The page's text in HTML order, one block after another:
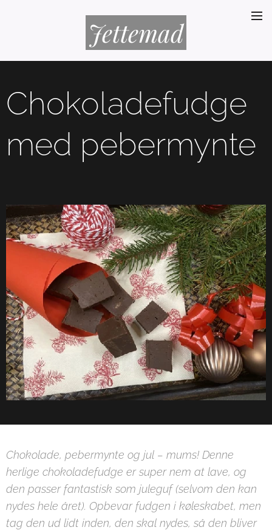
Jettemad
Chokoladefudge
med pebermynte
Chokolade, pebermynte og jul – mums! Denne
herlige chokoladefudge er super nem at lave, og
den passer fantastisk som juleguf (selvom den kan
nydes hele året). Opbevar fudgen i køleskabet, men
tag den ud lidt inden, den skal nydes, så den bliver